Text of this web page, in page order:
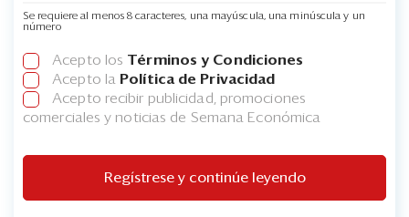
Se requiere al menos 8 caracteres, una mayúscula, una minúscula y un
número
Acepto los Términos y Condiciones
Acepto la Política de Privacidad
Acepto recibir publicidad, promociones
comerciales y noticias de Semana Económica
Regístrese y continúe leyendo